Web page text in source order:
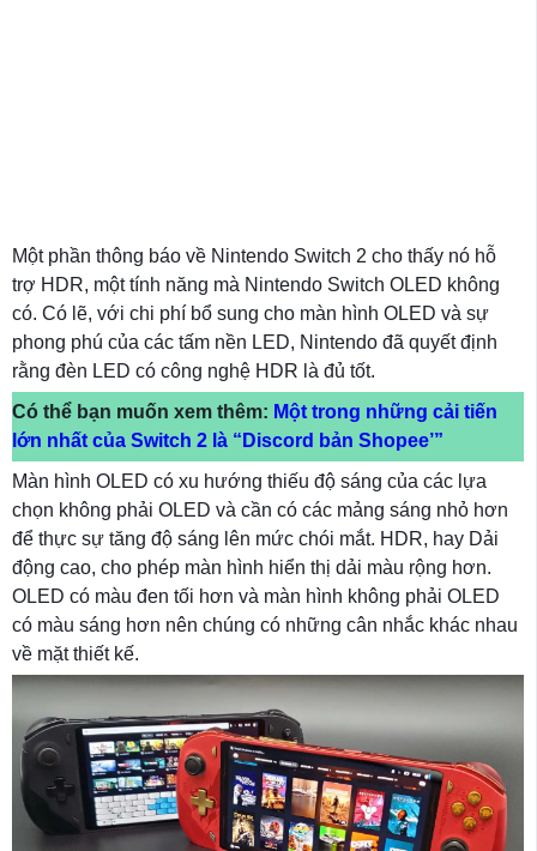
Một phần thông báo về Nintendo Switch 2 cho thấy nó hỗ
trợ HDR, một tính năng mà Nintendo Switch OLED không
có. Có lẽ, với chi phí bổ sung cho màn hình OLED và sự
phong phú của các tấm nền LED, Nintendo đã quyết định
rằng đèn LED có công nghệ HDR là đủ tốt.
Có thể bạn muốn xem thêm: Một trong những cải tiến
lớn nhất của Switch 2 là “Discord bản Shopee’”
Màn hình OLED có xu hướng thiếu độ sáng của các lựa
chọn không phải OLED và cần có các mảng sáng nhỏ hơn
để thực sự tăng độ sáng lên mức chói mắt. HDR, hay Dải
động cao, cho phép màn hình hiển thị dải màu rộng hơn.
OLED có màu đen tối hơn và màn hình không phải OLED
có màu sáng hơn nên chúng có những cân nhắc khác nhau
về mặt thiết kế.